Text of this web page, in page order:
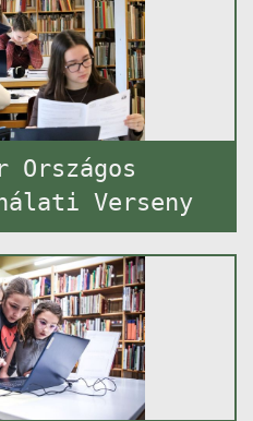
Országos
Verseny